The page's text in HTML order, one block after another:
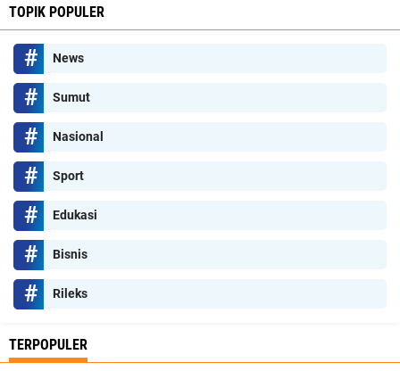
TOPIK POPULER
News
Sumut
Nasional
Sport
Edukasi
Bisnis
Rileks
TERPOPULER